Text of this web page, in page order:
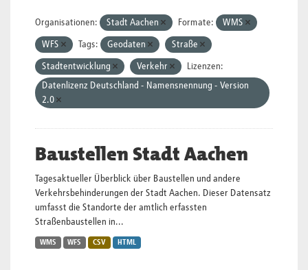
Organisationen: Stadt Aachen Formate: WMS
WFS Tags: Geodaten Straße
Stadtentwicklung Verkehr
Lizenzen:
Datenlizenz Deutschland - Namensnennung - Version
2.0
Baustellen Stadt Aachen
Tagesaktueller Überblick über Baustellen und andere
Verkehrsbehinderungen der Stadt Aachen. Dieser Datensatz
umfasst die Standorte der amtlich erfassten
Straßenbaustellen in...
WMS WFS CSV HTML